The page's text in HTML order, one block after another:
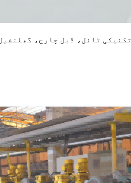
تکنیکی ٹائل، ڈبل چارج،